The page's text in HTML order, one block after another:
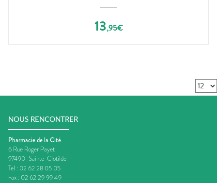
13,95€
NOUS RENCONTRER
Pharmacie de la Cité
6 Rue Roger Payet
97490 Sainte-Clotilde
Tel : 02 62 28 05 05
Fax : 02 62 29 99 49